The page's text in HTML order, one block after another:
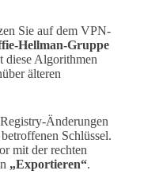
Sie auf dem VPN-
Hellman-Gruppe
diese Algorithmen
älteren
Änderungen
Schlüssel.
mit der rechten
„Exportieren“.